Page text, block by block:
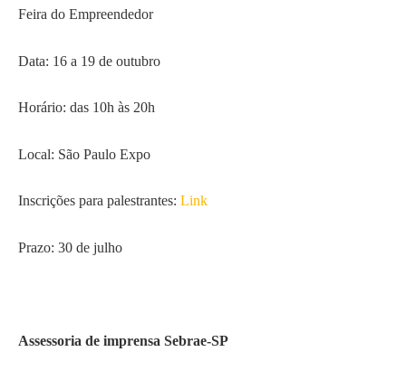
Feira do Empreendedor
Data: 16 a 19 de outubro
Horário: das 10h às 20h
Local: São Paulo Expo
Inscrições para palestrantes: Link
Prazo: 30 de julho
Assessoria de imprensa Sebrae-SP